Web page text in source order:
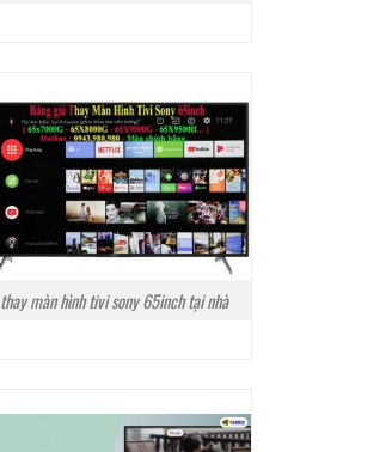
thay màn hình tivi sony 65inch tại nhà